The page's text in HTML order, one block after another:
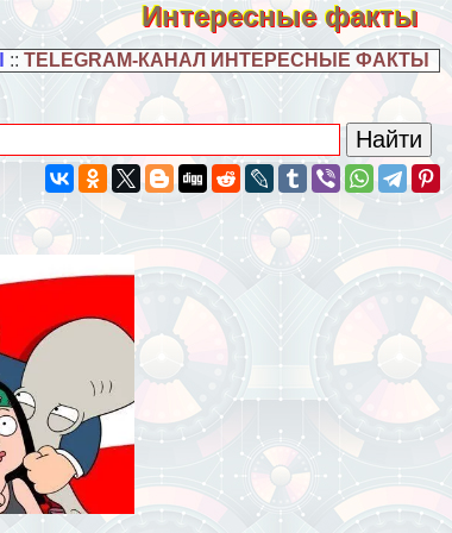
Интересные факты
:: TELEGRAM-КАНАЛ ИНТЕРЕСНЫЕ ФАКТЫ